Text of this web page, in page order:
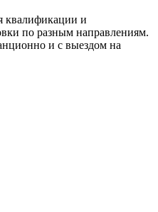
квалификации и
по разным направлениям.
и с выездом на